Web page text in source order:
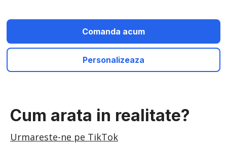
Comanda acum
Personalizeaza
Cum arata in realitate?
Urmareste-ne pe TikTok